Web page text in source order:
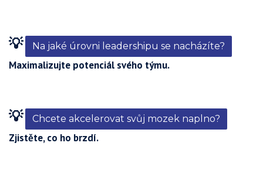
💡 Na jaké úrovni leadershipu se nacházíte?
Maximalizujte potenciál svého týmu.
💡 Chcete akcelerovat svůj mozek naplno?
Zjistěte, co ho brzdí.